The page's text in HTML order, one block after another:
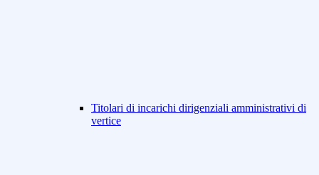
Titolari di incarichi dirigenziali amministrativi di
vertice